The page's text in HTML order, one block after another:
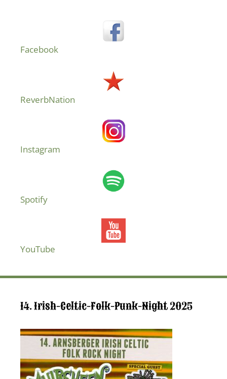
Facebook
ReverbNation
Instagram
Spotify
YouTube
14. Irish-Celtic-Folk-Punk-Night 2025